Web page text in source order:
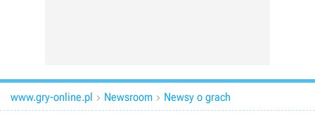
www.gry-online.pl  Newsroom  Newsy o grach